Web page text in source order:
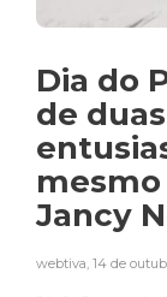
Dia do
de
Jancy
webtiva, 14 de